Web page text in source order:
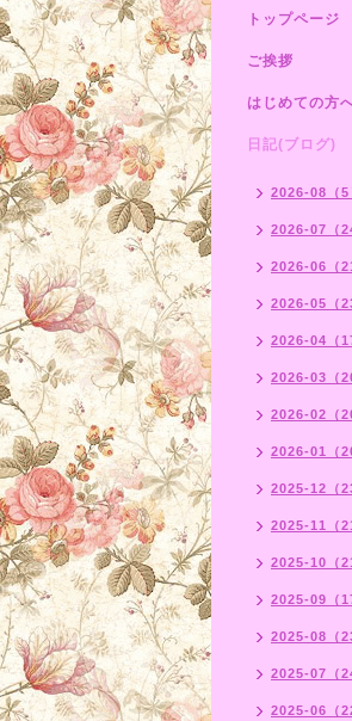
トップページ
ご挨拶
はじめての方
日記(ブログ)
2026-08（5
2026-07（
2026-06（
2026-05（
2026-04（
2026-03（
2026-02（
2026-01（
2025-12（
2025-11（
2025-10（
2025-09（
2025-08（
2025-07（
2025-06（